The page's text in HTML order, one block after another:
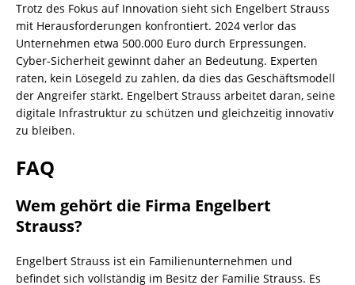
Trotz des Fokus auf Innovation sieht sich Engelbert Strauss
mit Herausforderungen konfrontiert. 2024 verlor das
Unternehmen etwa 500.000 Euro durch Erpressungen.
Cyber-Sicherheit gewinnt daher an Bedeutung. Experten
raten, kein Lösegeld zu zahlen, da dies das Geschäftsmodell
der Angreifer stärkt. Engelbert Strauss arbeitet daran, seine
digitale Infrastruktur zu schützen und gleichzeitig innovativ
zu bleiben.
FAQ
Wem gehört die Firma Engelbert
Strauss?
Engelbert Strauss ist ein Familienunternehmen und
befindet sich vollständig im Besitz der Familie Strauss. Es